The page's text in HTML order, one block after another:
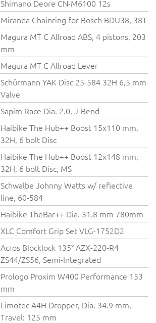
Shimano Deore CN-M6100 12s
Miranda Chainring for Bosch BDU38, 38T
Magura MT C Allroad ABS, 4 pistons, 203
mm
Magura MT C Allroad Lever
Schürmann YAK Disc 25-584 32H 6,5 mm
Valve
Sapim Race Dia. 2.0, J-Bend
Haibike The Hub++ Boost 15x110 mm,
32H, 6 bolt Disc
Haibike The Hub++ Boost 12x148 mm,
32H, 6 bolt Disc, MS
Schwalbe Johnny Watts w/ reflective
line, 60-584
Haibike TheBar++ Dia. 31.8 mm 780mm
XLC Comfort Grip Set VLG-1752D2
Acros Blocklock 135° AZX-220-R4
ZS44/ZS56, Semi-Integrated
Prologo Proxim W400 Performance 153
mm
Limotec A4H Dropper, Dia. 34.9 mm,
Travel: 125 mm